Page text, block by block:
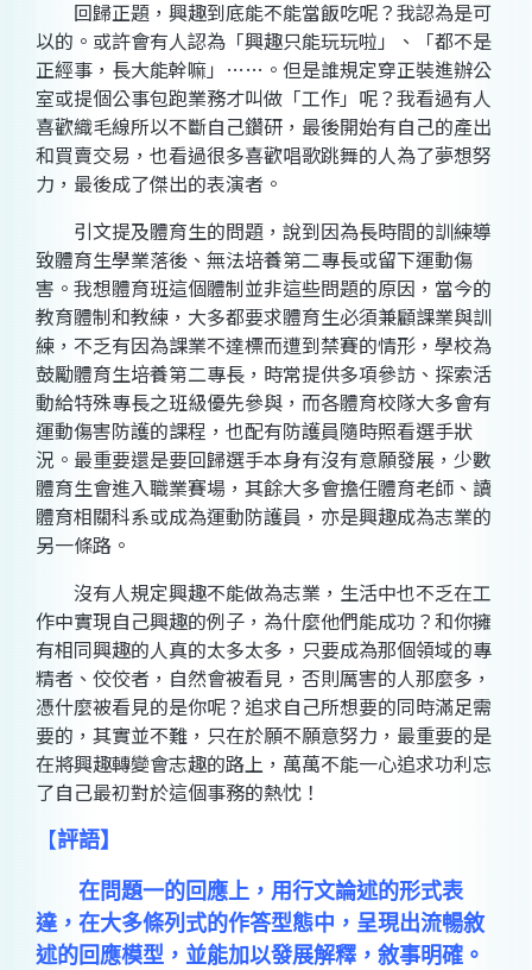
回歸正題，興趣到底能不能當飯吃呢？我認為是可
以的。或許會有人認為「興趣只能玩玩啦」、「都不是
正經事，長大能幹嘛」……。但是誰規定穿正裝進辦公
室或提個公事包跑業務才叫做「工作」呢？我看過有人
喜歡織毛線所以不斷自己鑽研，最後開始有自己的產出
和買賣交易，也看過很多喜歡唱歌跳舞的人為了夢想努
力，最後成了傑出的表演者。
引文提及體育生的問題，說到因為長時間的訓練導
致體育生學業落後、無法培養第二專長或留下運動傷
害。我想體育班這個體制並非這些問題的原因，當今的
教育體制和教練，大多都要求體育生必須兼顧課業與訓
練，不乏有因為課業不達標而遭到禁賽的情形，學校為
鼓勵體育生培養第二專長，時常提供多項參訪、探索活
動給特殊專長之班級優先參與，而各體育校隊大多會有
運動傷害防護的課程，也配有防護員隨時照看選手狀
況。最重要還是要回歸選手本身有沒有意願發展，少數
體育生會進入職業賽場，其餘大多會擔任體育老師、讀
體育相關科系或成為運動防護員，亦是興趣成為志業的
另一條路。
沒有人規定興趣不能做為志業，生活中也不乏在工
作中實現自己興趣的例子，為什麼他們能成功？和你擁
有相同興趣的人真的太多太多，只要成為那個領域的專
精者、佼佼者，自然會被看見，否則厲害的人那麼多，
憑什麼被看見的是你呢？追求自己所想要的同時滿足需
要的，其實並不難，只在於願不願意努力，最重要的是
在將興趣轉變會志趣的路上，萬萬不能一心追求功利忘
了自己最初對於這個事務的熱忱！
【評語】
在問題一的回應上，用行文論述的形式表
達，在大多條列式的作答型態中，呈現出流暢敘
述的回應模型，並能加以發展解釋，敘事明確。